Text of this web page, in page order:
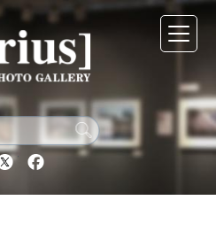
Twitter Facebook